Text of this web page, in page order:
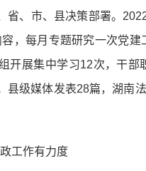
省、市、县决策部署。
，每月专题研究一次党
开展集中学习12次，干
县级媒体发表28篇，湖
工作有力度